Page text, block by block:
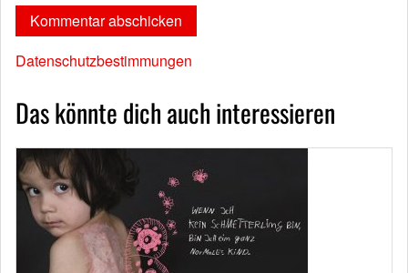
Datenschutzbestimmungen
Das könnte dich auch interessieren